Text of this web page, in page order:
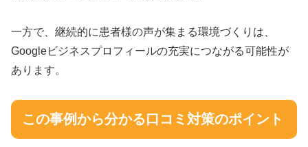
一方で、継続的に患者様の声が集まる環境づくりは、
Googleビジネスプロフィールの充実につながる可能性が
あります。
この事例から分かる口コミ対策のポイント